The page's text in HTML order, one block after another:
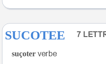
SUCOTEE
suçoter